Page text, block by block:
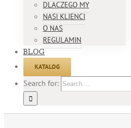
DLACZEGO MY
NASI KLIENCI
O NAS
REGULAMIN
BLOG
KATALOG
Search for: